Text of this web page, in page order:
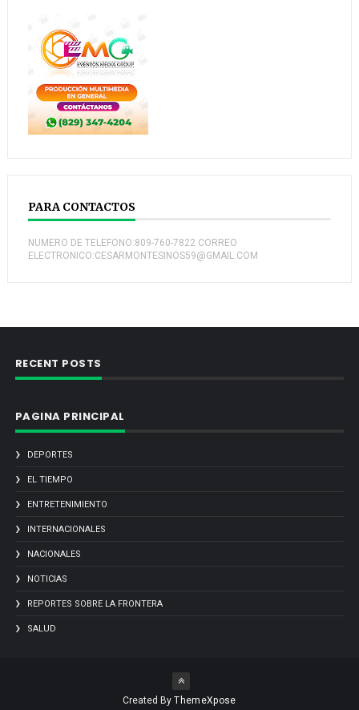
PARA CONTACTOS
NUMERO DE TELEFONO:809-760-7822 CORREO
ELECTRONICO:CESARMONTESINOS59@GMAIL.COM
RECENT POSTS
PAGINA PRINCIPAL
DEPORTES
EL TIEMPO
ENTRETENIMIENTO
INTERNACIONALES
NACIONALES
NOTICIAS
REPORTES SOBRE LA FRONTERA
SALUD
Created ByThemeXpose